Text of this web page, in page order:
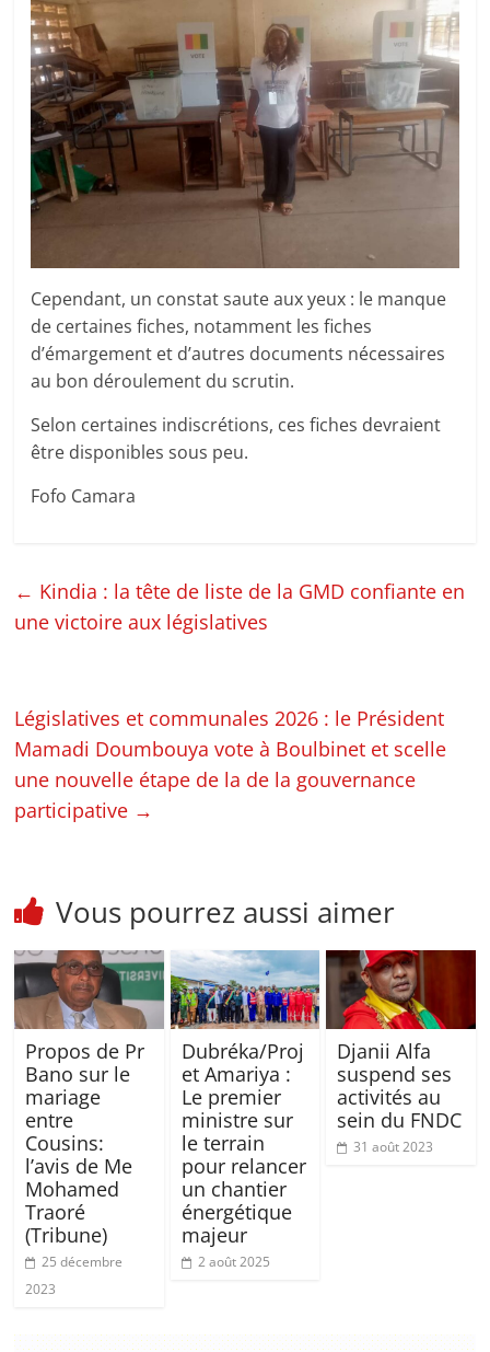
Cependant, un constat saute aux yeux : le manque
de certaines fiches, notamment les fiches
d’émargement et d’autres documents nécessaires
au bon déroulement du scrutin.
Selon certaines indiscrétions, ces fiches devraient
être disponibles sous peu.
Fofo Camara
← Kindia : la tête de liste de la GMD confiante en
une victoire aux législatives
Législatives et communales 2026 : le Président
Mamadi Doumbouya vote à Boulbinet et scelle
une nouvelle étape de la de la gouvernance
participative →
Vous pourrez aussi aimer
Propos de Pr
Bano sur le
mariage
entre
Cousins:
l’avis de Me
Mohamed
Traoré
(Tribune)
25 décembre
2023
Dubréka/Proj
et Amariya :
Le premier
ministre sur
le terrain
pour relancer
un chantier
énergétique
majeur
2 août 2025
Djanii Alfa
suspend ses
activités au
sein du FNDC
31 août 2023